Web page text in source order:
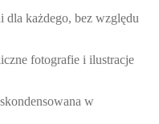
dla każdego, bez względu
fotografie i ilustracje
w